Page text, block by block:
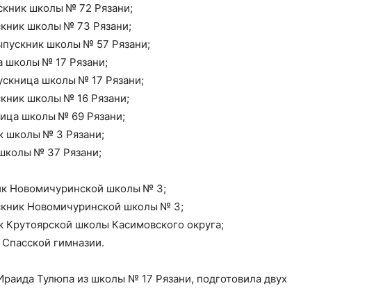
школы № 72 Рязани;
школы № 73 Рязани;
школы № 57 Рязани;
школы № 17 Рязани;
школы № 17 Рязани;
школы № 16 Рязани;
школы № 69 Рязани;
школы № 3 Рязани;
№ 37 Рязани;
Новомичуринской школы № 3;
Новомичуринской школы № 3;
Крутоярской школы Касимовского округа;
гимназии.
Тулюпа из школы № 17 Рязани, подготовила двух